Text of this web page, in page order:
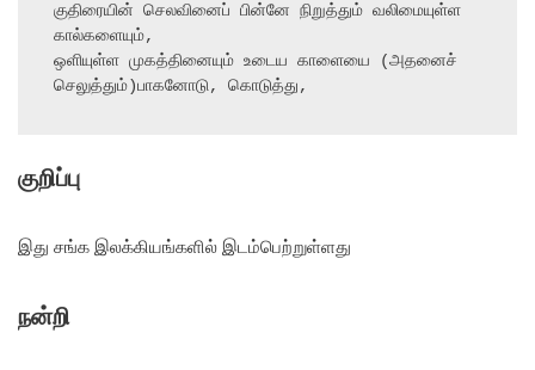
குதிரையின் செலவினைப் பின்னே நிறுத்தும் வலிமையுள்ள
கால்களையும்,
ஒளியுள்ள முகத்தினையும் உடைய காளையை (அதனைச்
செலுத்தும்)பாகனோடு, கொடுத்து,
குறிப்பு
இது சங்க இலக்கியங்களில் இடம்பெற்றுள்ளது
நன்றி